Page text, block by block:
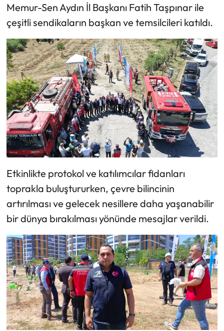
Memur-Sen Aydın İl Başkanı Fatih Taşpınar ile
çeşitli sendikaların başkan ve temsilcileri katıldı.
Etkinlikte protokol ve katılımcılar fidanları
toprakla buluştururken, çevre bilincinin
artırılması ve gelecek nesillere daha yaşanabilir
bir dünya bırakılması yönünde mesajlar verildi.